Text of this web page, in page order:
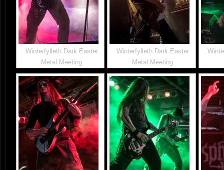
Winterfylleth Dark Easter
Metal Meeting
Winterfylleth Dark Easter
Metal Meeting